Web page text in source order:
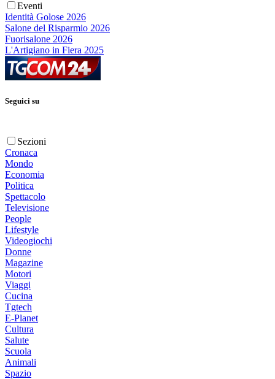
Eventi
Identità Golose 2026
Salone del Risparmio 2026
Fuorisalone 2026
L'Artigiano in Fiera 2025
Seguici su
Sezioni
Cronaca
Mondo
Economia
Politica
Spettacolo
Televisione
People
Lifestyle
Videogiochi
Donne
Magazine
Motori
Viaggi
Cucina
Tgtech
E-Planet
Cultura
Salute
Scuola
Animali
Spazio